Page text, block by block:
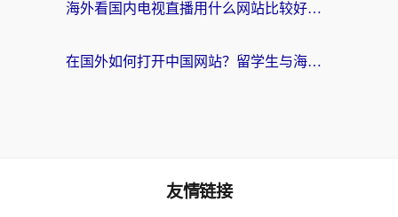
海外看国内电视直播用什么网站比较好？一篇解决你所有追剧难题的实用指南
在国外如何打开中国网站？留学生与海外华人的无缝访问指南
友情链接